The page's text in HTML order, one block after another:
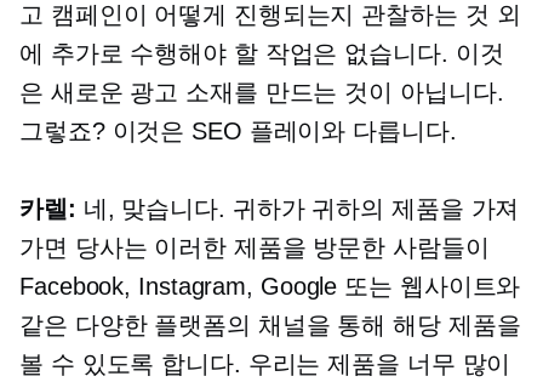
고 캠페인이 어떻게 진행되는지 관찰하는 것 외
에 추가로 수행해야 할 작업은 없습니다. 이것
은 새로운 광고 소재를 만드는 것이 아닙니다.
그렇죠? 이것은 SEO 플레이와 다릅니다.
카렐: 네, 맞습니다. 귀하가 귀하의 제품을 가져
가면 당사는 이러한 제품을 방문한 사람들이
Facebook, Instagram, Google 또는 웹사이트와
같은 다양한 플랫폼의 채널을 통해 해당 제품을
볼 수 있도록 합니다. 우리는 제품을 너무 많이